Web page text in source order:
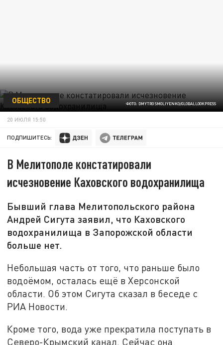
ФОТО: DMYTRO SMOLIYENKO/GLOBALLOOKPRESS
ОБЩЕСТВО
20 ИЮЛЯ 15:50
ПОДПИШИТЕСЬ:
В Мелитополе констатировали
исчезновение Каховского водохранилища
Бывший глава Мелитопольского района
Андрей Сигута заявил, что Каховского
водохранилища в Запорожской области
больше нет.
Небольшая часть от того, что раньше было
водоёмом, осталась ещё в Херсонской
области. Об этом Сигута сказал в беседе с
РИА Новости.
Кроме того, вода уже прекратила поступать в
Северо-Крымский канал. Сейчас она